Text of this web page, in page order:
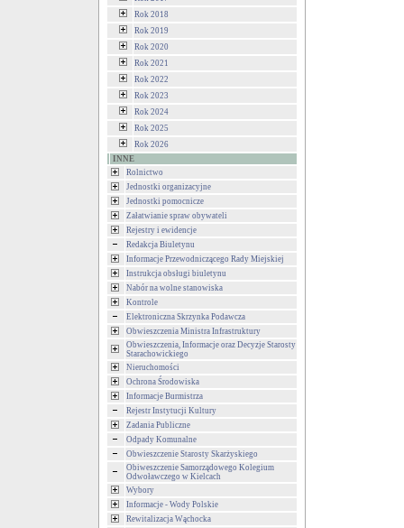
Rok 2018
Rok 2019
Rok 2020
Rok 2021
Rok 2022
Rok 2023
Rok 2024
Rok 2025
Rok 2026
INNE
Rolnictwo
Jednostki organizacyjne
Jednostki pomocnicze
Załatwianie spraw obywateli
Rejestry i ewidencje
Redakcja Biuletynu
Informacje Przewodniczącego Rady Miejskiej
Instrukcja obsługi biuletynu
Nabór na wolne stanowiska
Kontrole
Elektroniczna Skrzynka Podawcza
Obwieszczenia Ministra Infrastruktury
Obwieszczenia, Informacje oraz Decyzje Starosty
Starachowickiego
Nieruchomości
Ochrona Środowiska
Informacje Burmistrza
Rejestr Instytucji Kultury
Zadania Publiczne
Odpady Komunalne
Obwieszczenie Starosty Skarżyskiego
Obiweszczenie Samorządowego Kolegium
Odwoławczego w Kielcach
Wybory
Informacje - Wody Polskie
Rewitalizacja Wąchocka